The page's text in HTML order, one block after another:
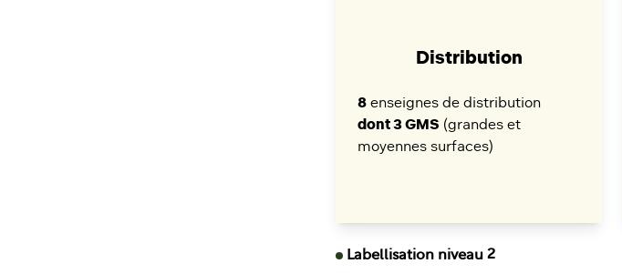
Distribution
8 enseignes de distribution
dont 3 GMS (grandes et
moyennes surfaces)
Labellisation niveau 2